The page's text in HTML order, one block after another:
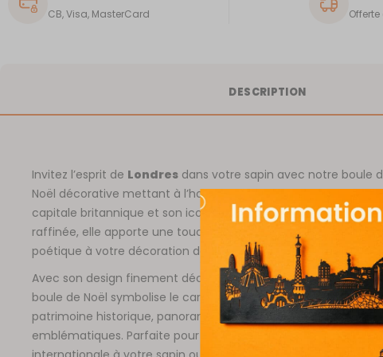
CB, Visa, MasterCard
DESCRIPTION
Invitez l’esprit de Londres dans votre sapin avec notre boule
Noël décorative mettant à l’honneur le charme unique de la
capitale britannique et son iconique
Tower Bridge. Élégante et
raffinée, elle apporte une touche culturelle, architecturale et
poétique à votre décoration de fêtes.
Avec son design finement découpé et son style moderne,
boule de Noël symbolise le caractère unique deLondres,
patrimoine historique, panorama sur la Tamise et monuments
emblématiques. Parfaite pour ajouter une note originale et